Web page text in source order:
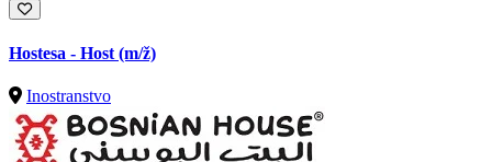
Hostesa - Host (m/ž)
Inostranstvo